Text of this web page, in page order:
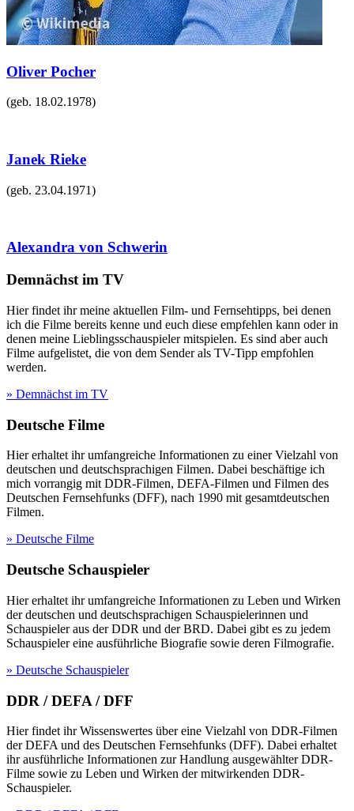
Oliver Pocher
(geb. 18.02.1978)
Janek Rieke
(geb. 23.04.1971)
Alexandra von Schwerin
Demnächst im TV
Hier findet ihr meine aktuellen Film- und Fernsehtipps, bei denen
ich die Filme bereits kenne und euch diese empfehlen kann oder in
denen meine Lieblingsschauspieler mitspielen. Es sind aber auch
Filme aufgelistet, die von dem Sender als TV-Tipp empfohlen
werden.
» Demnächst im TV
Deutsche Filme
Hier erhaltet ihr umfangreiche Informationen zu einer Vielzahl von
deutschen und deutschsprachigen Filmen. Dabei beschäftige ich
mich vorrangig mit DDR-Filmen, DEFA-Filmen und Filmen des
Deutschen Fernsehfunks (DFF), nach 1990 mit gesamtdeutschen
Filmen.
» Deutsche Filme
Deutsche Schauspieler
Hier erhaltet ihr umfangreiche Informationen zu Leben und Wirken
der deutschen und deutschsprachigen Schauspielerinnen und
Schauspieler aus der DDR und der BRD. Dabei gibt es zu jedem
Schauspieler eine ausführliche Biografie sowie deren Filmografie.
» Deutsche Schauspieler
DDR / DEFA / DFF
Hier findet ihr Wissenswertes über eine Vielzahl von DDR-Filmen
der DEFA und des Deutschen Fernsehfunks (DFF). Dabei erhaltet
ihr ausführliche Informationen zur Handlung ausgewählter DDR-
Filme sowie zu Leben und Wirken der mitwirkenden DDR-
Schauspieler.